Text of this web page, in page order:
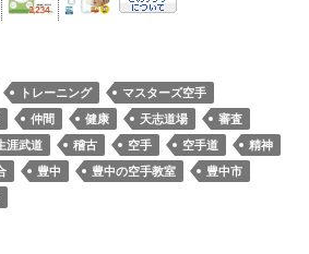
トレーニング
マスターズ空手
仲間 健康 天志道場
審査
涯武道 稽古 空手 空手道
精神
豊中 豊中の空手教室
豊中市